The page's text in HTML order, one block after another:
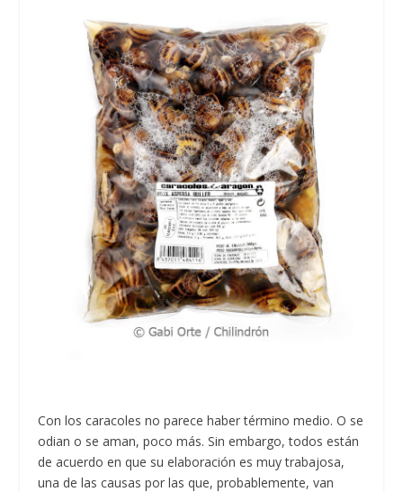
Con los caracoles no parece haber término medio. O se
odian o se aman, poco más. Sin embargo, todos están
de acuerdo en que su elaboración es muy trabajosa,
una de las causas por las que, probablemente, van